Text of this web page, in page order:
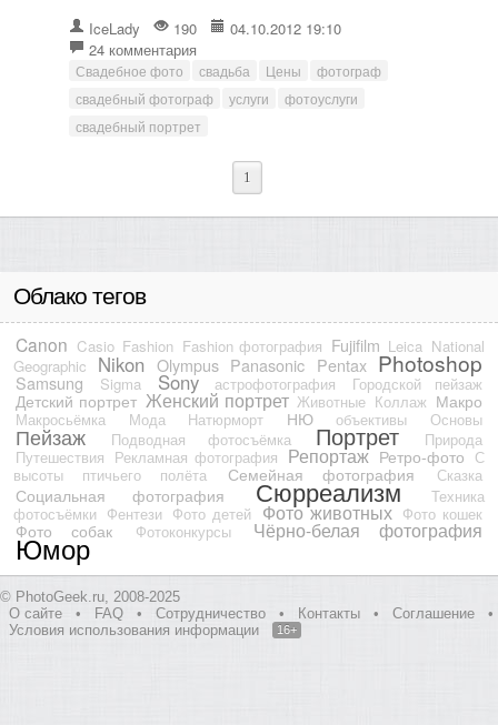
IceLady 190
04.10.2012 19:10
24 комментария
Свадебное фото свадьба Цены
фотограф
свадебный фотограф
услуги
фотоуслуги
свадебный портрет
1
Облако тегов
Canon Casio Fashion Fashion фотография Fujifilm Leica National
Geographic
Nikon Olympus Panasonic Pentax Photoshop
Samsung Sigma Sony астрофотография Городской пейзаж
Детский портрет Женский портрет Животные Коллаж Макро
Макросьёмка Мода Натюрморт НЮ объективы Основы
Пейзаж Подводная фотосъёмка Портрет
Природа
Путешествия Рекламная фотография Репортаж Ретро-фото С
высоты птичьего полёта
Семейная фотография Сказка
Социальная фотография Сюрреализм
Техника
фотосъёмки Фентези Фото детей Фото животных Фото кошек
Фото собак Фотоконкурсы Чёрно-белая фотография
Юмор
© PhotoGeek.ru, 2008-2025
О сайте
• FAQ • Сотрудничество • Контакты • Соглашение
•
Условия использования информации
16+